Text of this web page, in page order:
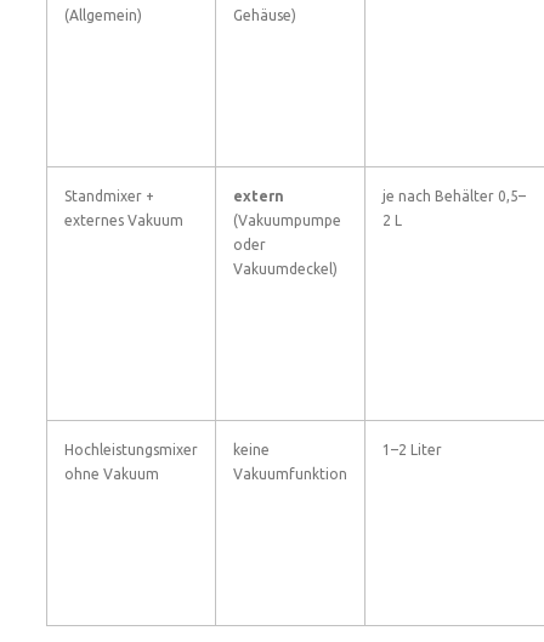
(Allgemein)
Gehäuse)
Standmixer +
externes Vakuum
extern
(Vakuumpumpe
oder
Vakuumdeckel)
je nach Behälter 0,5–
2 L
Hochleistungsmixer
ohne Vakuum
keine
Vakuumfunktion
1–2 Liter